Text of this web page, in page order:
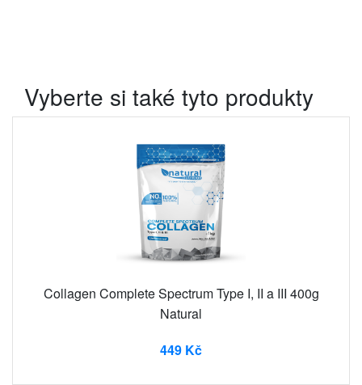
Vyberte si také tyto produkty
Collagen Complete Spectrum Type I, II a III 400g
Natural
449 Kč